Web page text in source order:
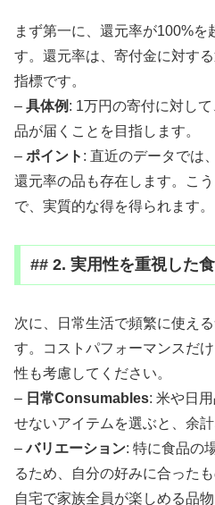
まず第一に、還元率が100%
す。還元率は、寄付金に対す
指標です。
– 具体例 : 1万円の寄付に対し
品が届くことを目指します。
– ポイント : 直近のデータでは
還元率の品も存在します。こ
で、実質的な得を得られます。
## 2. 実用性を重視した
次に、日常生活で頻繁に使え
す。コストパフォーマンスだ
性も考慮してください。
– 日常Consumables: 米や日
せないアイテムを選ぶと、余計
–バリエーション: 特に食品の
るため、自分の好みに合った
自宅で家族全員が楽しめる品